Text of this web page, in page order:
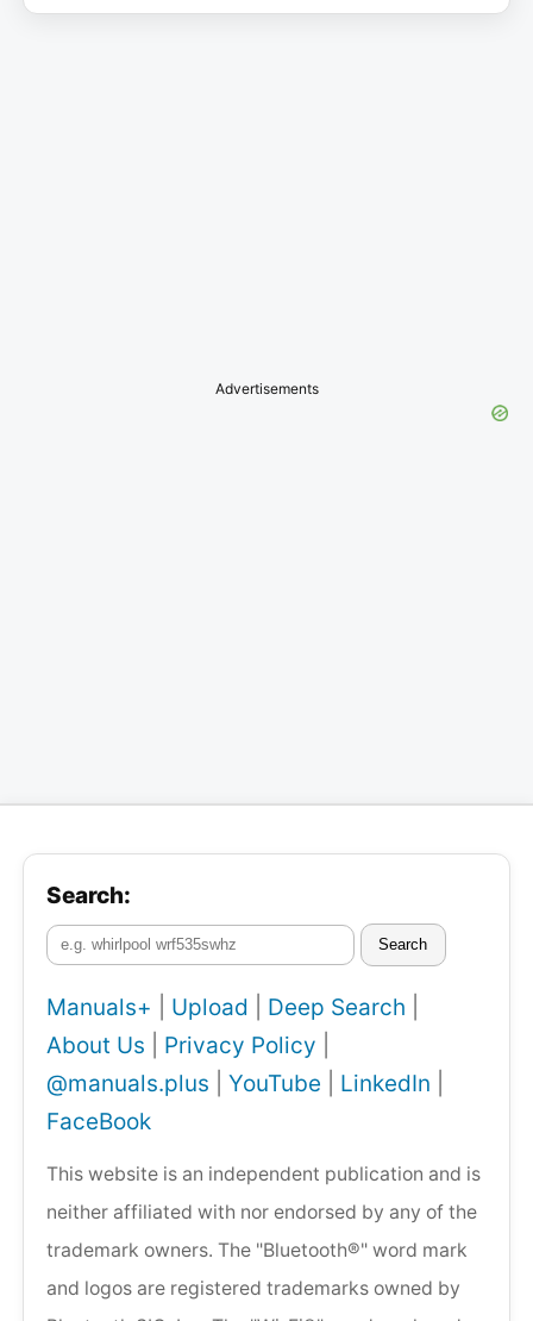
Advertisements
Search:
Search
Manuals+ Upload Deep Search
About Us
Privacy Policy
@manuals.plus
YouTube LinkedIn
FaceBook
This website is an independent publication and is
neither affiliated with nor endorsed by any of the
trademark owners. The "Bluetooth®" word mark
and logos are registered trademarks owned by